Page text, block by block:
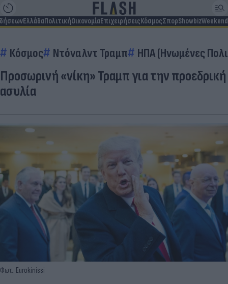
ΕλλάδαΠολιτικήΟικονομίαΕπιχειρήσειςΚόσμοςΣπορShowbizWeekend
Κόσμος Ντόναλντ Τραμπ ΗΠΑ (Ηνωμένες
Προσωρινή «νίκη» Τραμπ για την προεδρική
ασυλία
Φωτ.: Eurokinissi